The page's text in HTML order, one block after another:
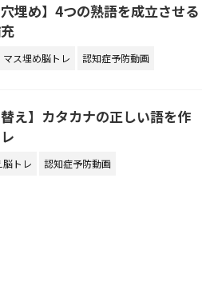
穴埋め】4つの熟語を成立させる
マス埋め脳トレ 認知症予防動画
替え】カタカナの正しい語を作
脳トレ 認知症予防動画